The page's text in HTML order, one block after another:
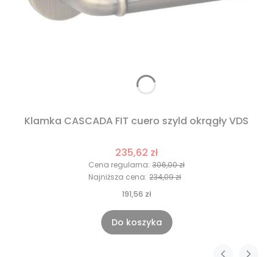
Klamka CASCADA FIT cuero szyld okrągły VDS
235,62 zł
Cena regularna: 306,00 zł
Najniższa cena: 234,09 zł
191,56 zł
Do koszyka